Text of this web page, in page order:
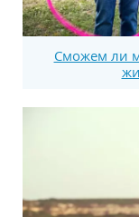
Сможем ли